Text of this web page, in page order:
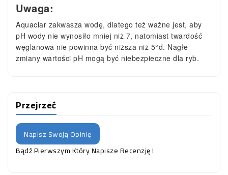
Uwaga:
Aquaclar zakwasza wodę, dlatego też ważne jest, aby
pH wody nie wynosiło mniej niż 7, natomiast twardość
węglanowa nie powinna być niższa niż 5°d. Nagłe
zmiany wartości pH mogą być niebezpieczne dla ryb.
Przejrzeć
Napisz Swoją Opinię
Bądź Pierwszym Który Napisze Recenzję !